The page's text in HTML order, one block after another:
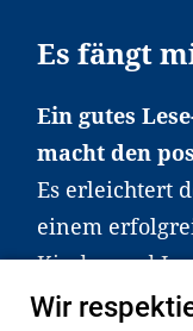
Es fängt
Ein gutes
macht den
Es erleichtert
einem
Kinder und
haben aber
Wir